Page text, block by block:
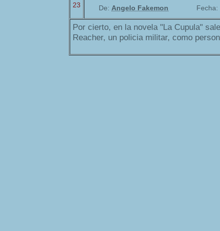
23 De: Angelo Fakemon Fecha:
Por cierto, en la novela "La Cupula"
Reacher, un policia militar, como